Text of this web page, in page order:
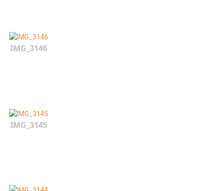
IMG_3146
IMG_3145